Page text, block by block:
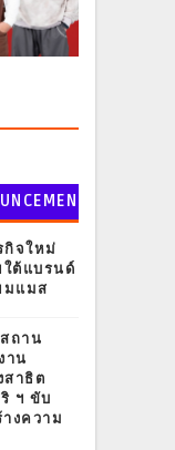
T
กิจใหม่
ต้แบรนด์
มแมส
ถาน
าน
สาธิต
ฯ ขับ
งความ